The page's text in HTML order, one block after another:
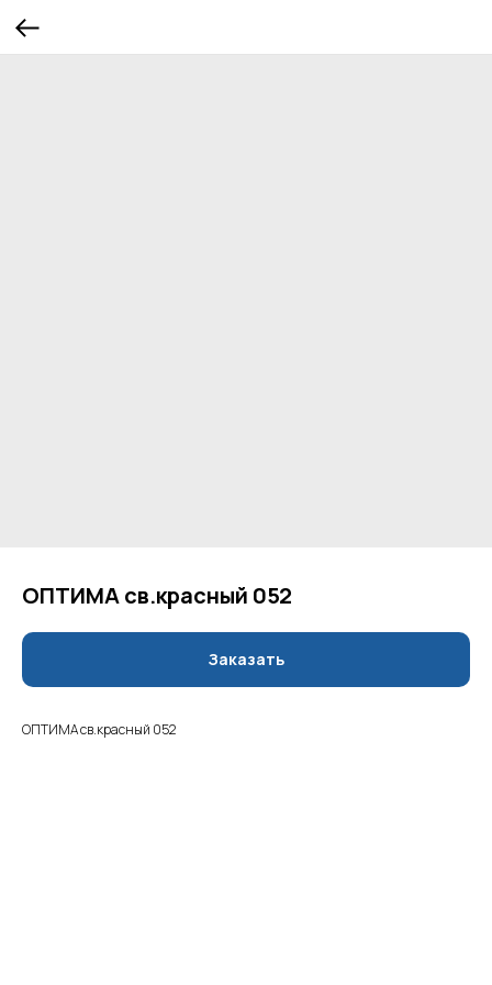
ОПТИМА св.красный 052
Заказать
ОПТИМА св.красный 052